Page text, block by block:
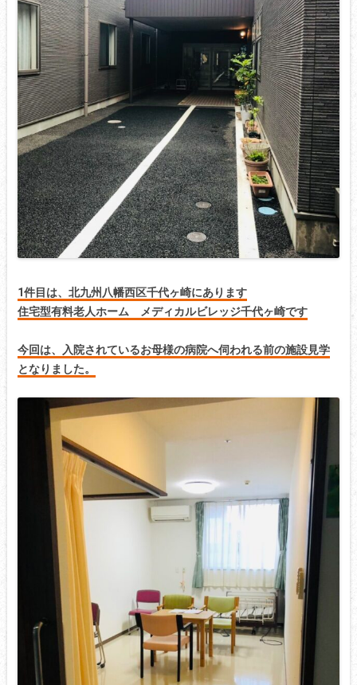
1件目は、北九州八幡西区千代ヶ崎にあります
住宅型有料老人ホーム メディカルビレッジ千代ヶ崎です
今回は、入院されているお母様の病院へ伺われる前の施設見学
となりました。